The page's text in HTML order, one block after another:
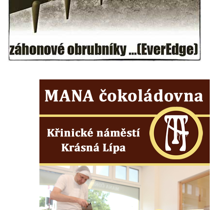
Semilech
Pamětní deska Tomáše Garrigue Masaryka
Pamětní deska na biskupské rezidenci v
biskupské rezidenci v Českých
Kamenném Újezdě
Pamětní kámen družebních obcí Kamenný
Újezd a Krauchthal v parku na Náměstí v
Kamenném Újezdě
Socha na náměstí J. V. Kamarýta ve
Velešíně